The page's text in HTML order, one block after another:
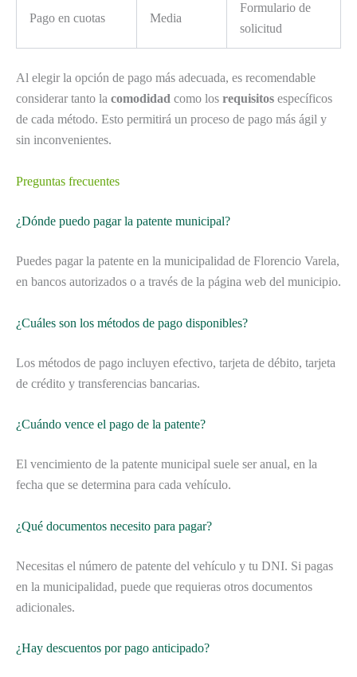
Pago en cuotas Media
Formulario de
solicitud
Al elegir la opción de pago más adecuada, es recomendable
considerar tanto la comodidad como los requisitos específicos
de cada método. Esto permitirá un proceso de pago más ágil y
sin inconvenientes.
Preguntas frecuentes
¿Dónde puedo pagar la patente municipal?
Puedes pagar la patente en la municipalidad de Florencio Varela,
en bancos autorizados o a través de la página web del municipio.
¿Cuáles son los métodos de pago disponibles?
Los métodos de pago incluyen efectivo, tarjeta de débito, tarjeta
de crédito y transferencias bancarias.
¿Cuándo vence el pago de la patente?
El vencimiento de la patente municipal suele ser anual, en la
fecha que se determina para cada vehículo.
¿Qué documentos necesito para pagar?
Necesitas el número de patente del vehículo y tu DNI. Si pagas
en la municipalidad, puede que requieras otros documentos
adicionales.
¿Hay descuentos por pago anticipado?